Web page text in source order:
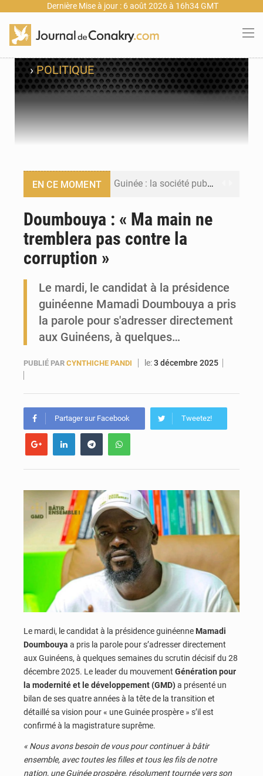
Dernière Mise à jour : 6 août 2026 à 16h34 GMT
›POLITIQUE
EN CE MOMENT Guinée : la société publique Nimba Mining Company signe sa première convention minière
Forces Vives en Guinée : la coalition critique la gestion de Mamadi Doumbouya
Doumbouya : « Ma main ne
tremblera pas contre la
corruption »
Le mardi, le candidat à la présidence
guinéenne Mamadi Doumbouya a pris
la parole pour s'adresser directement
aux Guinéens, à quelques…
PUBLIÉ PAR CYNTHICHE PANDI le:3 décembre 2025
Partager sur Facebook Tweetez!
Le mardi, le candidat à la présidence guinéenne Mamadi
Doumbouya a pris la parole pour s’adresser directement
aux Guinéens, à quelques semaines du scrutin décisif du 28
décembre 2025. Le leader du mouvement Génération pour
la modernité et le développement (GMD)a présenté un
bilan de ses quatre années à la tête de la transition et
détaillé sa vision pour « une Guinée prospère » s’il est
confirmé à la magistrature suprême.
« Nous avons besoin de vous pour continuer à bâtir
ensemble, avec toutes les filles et tous les fils de notre
nation, une Guinée prospère, résolument tournée vers son